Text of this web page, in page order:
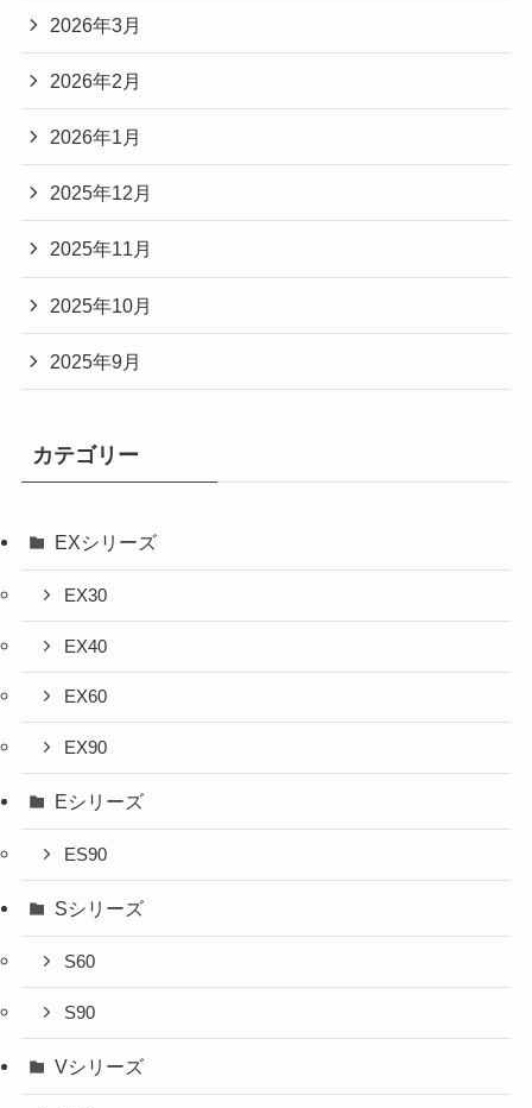
2026年3月
2026年2月
2026年1月
2025年12月
2025年11月
2025年10月
2025年9月
カテゴリー
EXシリーズ
EX30
EX40
EX60
EX90
Eシリーズ
ES90
Sシリーズ
S60
S90
Vシリーズ